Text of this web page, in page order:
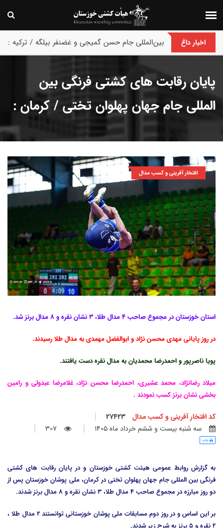
اخبار داغ
پایان رقابت های بین‌المللی جام حسن گمیجی و غضنفر بیلگه / ترکیه :
پایان رقابت های کشتی فرنگی بین
المللی جام جهان پهلوان تختی / کرمان :
افتخار آفرینی و کسب مدال
استان خوزستان در مجموع صاحب 4 مدال طلا، 3 نشان نقره و 8 مدال برنز شد.
در روز پایانی مهدی محسن نژاد و ابوالفضل مهمدی به مدال طلا رسیدند.
پویا ناصرپور و احمدرضا محمدیان به مدال نقره دست یافتند.
میلاد رضانژاد، محمد عشیری، احمدرضا محسن نژاد، غلامرضا عبدولی و رامین
بخشی نشان برنز کسب نمودند .
کد افتخار آفرینی و کسب مدال
سه شنبه بيست و ششم خرداد ماه 1405
307
چاپ
به گزارش روابط عمومی هیئت کشتی خوزستان و در پایان رقابت های کشتی
فرنگی بین المللی جام جهان پهلوان تختی در کرمان، ملی پوشان خوزستان پس از
دو روز مبارزه در مجموع صاحب 4 مدال طلا، 3 نشان نقره و 8 مدال برنز شدند.
بر این اساس و در روز دوم مسابقات ملی پوشان خوزستانی توانستند 2 مدال طلا ،
2 نقره و 5 برنز به شرح زیر شدند.